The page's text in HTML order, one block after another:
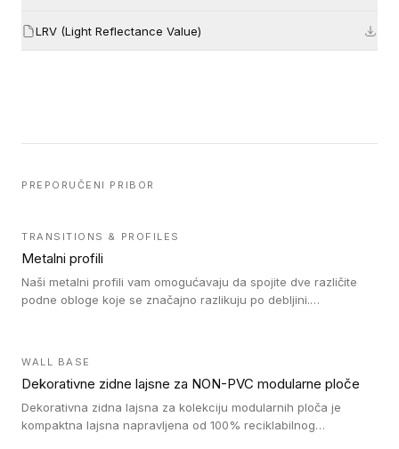
LRV (Light Reflectance Value)
PREPORUČENI PRIBOR
TRANSITIONS & PROFILES
Metalni profili
Naši metalni profili vam omogućavaju da spojite dve različite
podne obloge koje se značajno razlikuju po debljini.
WALL BASE
Dekorativne zidne lajsne za NON-PVC modularne ploče
Dekorativna zidna lajsna za kolekciju modularnih ploča je
kompaktna lajsna napravljena od 100% reciklabilnog